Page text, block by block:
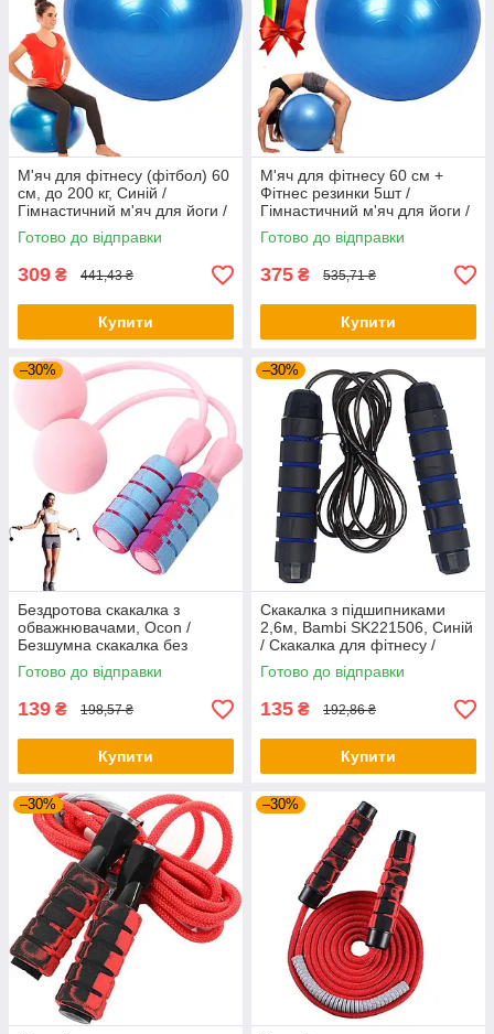
М'яч для фітнесу (фітбол) 60
см, до 200 кг, Синій /
Гімнастичний м'яч для йоги /
Фітнес-м'яч для пілатесу
Готово до відправки
309 ₴ 441,43 ₴
Купити
М'яч для фітнесу 60 см +
Фітнес резинки 5шт /
Гімнастичний м'яч для йоги /
Фітнес-м'яч для пілатесу
Готово до відправки
375 ₴ 535,71 ₴
Купити
–30%
Бездротова скакалка з
обважнювачами, Ocon /
Безшумна скакалка без
шнура / Скакалка з кульками
Готово до відправки
139 ₴ 198,57 ₴
Купити
–30%
Скакалка з підшипниками
2,6м, Bambi SK221506, Синій
/ Скакалка для фітнесу /
Скакалка для спорту
Готово до відправки
135 ₴ 192,86 ₴
Купити
–30% –30%